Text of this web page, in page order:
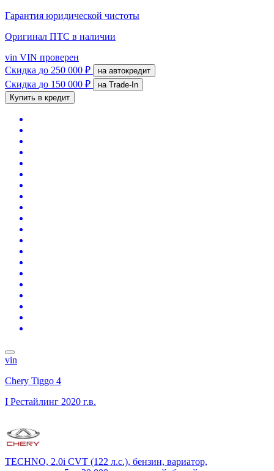
Гарантия юридической чистоты
Оригинал ПТС в наличии
vin VIN проверен
Скидка до 250 000 ₽ на автокредит
Скидка до 150 000 ₽
на Trade-In
Купить в кредит
vin
Chery Tiggo 4
I Рестайлинг 2020 г.в.
TECHNO, 2.0i CVT (122 л.с.), бензин, вариатор,